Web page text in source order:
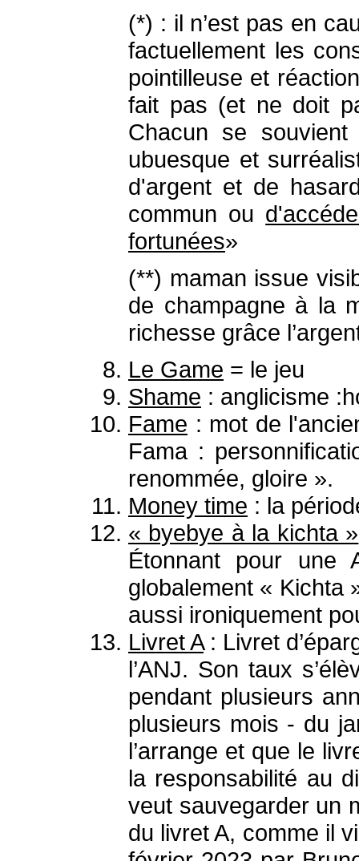
(*) : il n’est pas en
factuellement les
pointilleuse et
fait pas (et ne doit
Chacun se
ubuesque et
d'argent et de
commun ou
fortunées»
(**) maman issue
de champagne à la
richesse grâce
Le Game = le jeu
Shame : anglicisme
Fame : mot de
Fama :
renommée, gloire ».
Money time : la
« byebye à la kichta »
Étonnant pour une
globalement « Kichta
aussi ironiquement
Livret A: Livret
l’ANJ. Son taux
pendant plusieurs
plusieurs mois - du
l’arrange et que le
la responsabilité au
veut sauvegarder un
du livret A, comme il